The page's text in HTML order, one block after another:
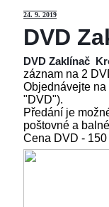
24. 9. 2019
DVD
DVD Zaklínač
záznam na 2
Objednávejte
"DVD").
Předání je
poštovné a
Cena DVD -